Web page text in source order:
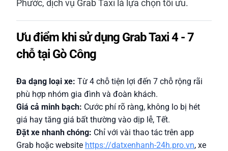
Phước, dịch vụ Grab Taxi là lựa chọn tối ưu.
Ưu điểm khi sử dụng Grab Taxi 4 - 7
chỗ tại Gò Công
Đa dạng loại xe: Từ 4 chỗ tiện lợi đến 7 chỗ rộng rãi
phù hợp nhóm gia đình và đoàn khách.
Giá cả minh bạch: Cước phí rõ ràng, không lo bị hét
giá hay tăng giá bất thường vào dịp lễ, Tết.
Đặt xe nhanh chóng: Chỉ với vài thao tác trên app
Grab hoặc website https://datxenhanh-24h.pro.vn, xe